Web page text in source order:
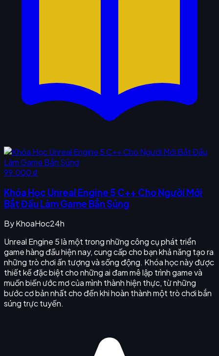
99.000 ₫
Khóa Học Unreal Engine 5 C++ Cho Người Mới
Bắt Đầu Làm Game Bắn Súng
ByKhoaHoc24h
Unreal Engine 5 là một trong những công cụ phát triển
game hàng đầu hiện nay, cung cấp cho bạn khả năng tạo ra
những trò chơi ấn tượng và sống động. Khóa học này được
thiết kế đặc biệt cho những ai đam mê lập trình game và
muốn biến ước mơ của mình thành hiện thực, từ những
bước cơ bản nhất cho đến khi hoàn thành một trò chơi bắn
súng trực tuyến.